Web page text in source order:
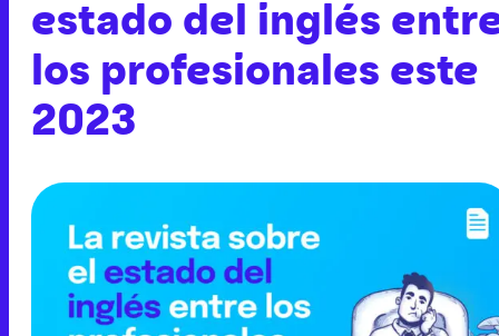
estado del inglés
los profesionales este
2023